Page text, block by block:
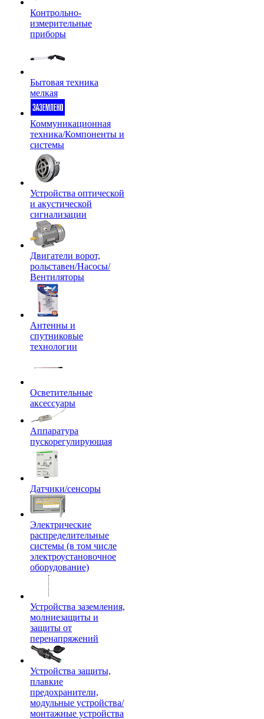
Контрольно-
измерительные
приборы
Бытовая техника
мелкая
Коммуникационная
техника/Компоненты и
системы
Устройства оптической
и акустической
сигнализации
Двигатели ворот,
рольставен/Насосы/
Вентиляторы
Антенны и
спутниковые
технологии
Осветительные
аксессуары
Аппаратура
пускорегулирующая
Датчики/сенсоры
Электрические
распределительные
системы (в том числе
электроустановочное
оборудование)
Устройства заземления,
молниезащиты и
защиты от
перенапряжений
Устройства защиты,
плавкие
предохранители,
модульные устройства/
монтажные устройства